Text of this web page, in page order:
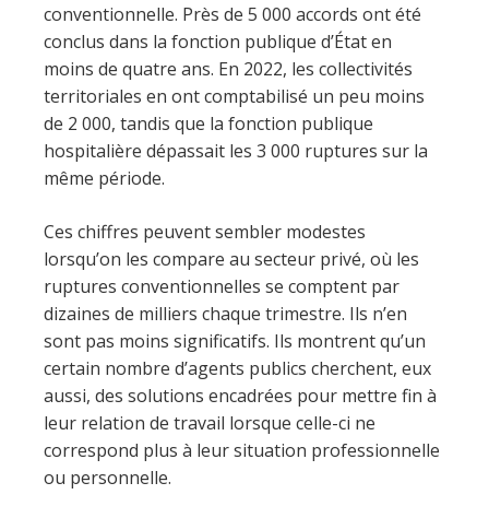
conventionnelle. Près de 5 000 accords ont été
conclus dans la fonction publique d’État en
moins de quatre ans. En 2022, les collectivités
territoriales en ont comptabilisé un peu moins
de 2 000, tandis que la fonction publique
hospitalière dépassait les 3 000 ruptures sur la
même période.
Ces chiffres peuvent sembler modestes
lorsqu’on les compare au secteur privé, où les
ruptures conventionnelles se comptent par
dizaines de milliers chaque trimestre. Ils n’en
sont pas moins significatifs. Ils montrent qu’un
certain nombre d’agents publics cherchent, eux
aussi, des solutions encadrées pour mettre fin à
leur relation de travail lorsque celle-ci ne
correspond plus à leur situation professionnelle
ou personnelle.